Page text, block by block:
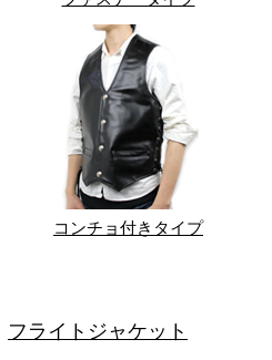
コンチョ付きタイプ
フライトジャケット